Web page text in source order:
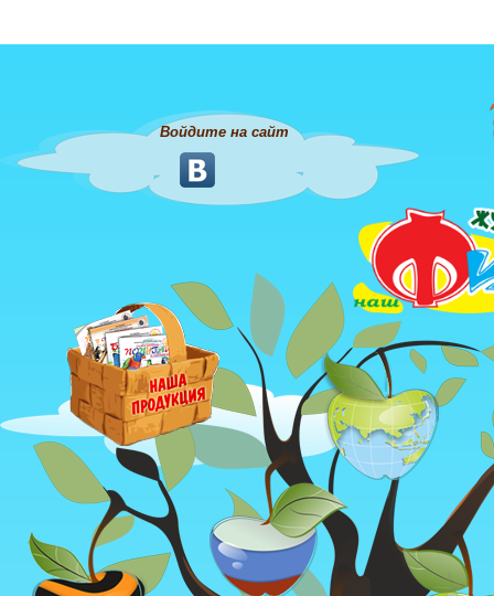
Войдите на сайт